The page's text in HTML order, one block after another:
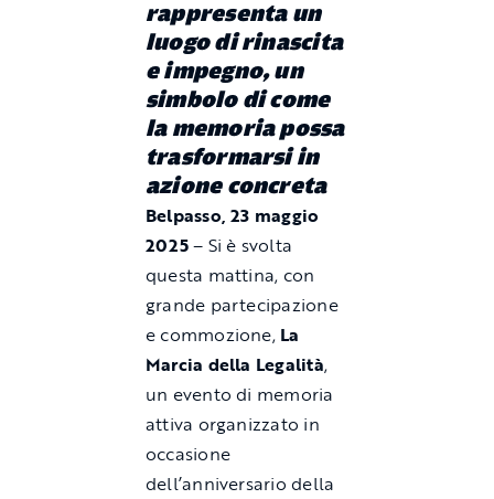
rappresenta un
luogo di rinascita
e impegno, un
simbolo di come
la memoria possa
trasformarsi in
azione concreta
Belpasso, 23 maggio
2025– Si è svolta
questa mattina, con
grande partecipazione
e commozione, La
Marcia della Legalità,
un evento di memoria
attiva organizzato in
occasione
dell’anniversario della